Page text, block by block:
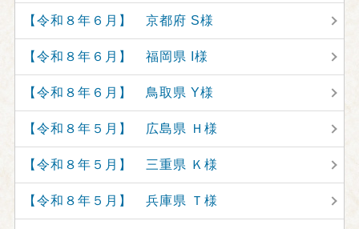
【令和８年６月】 京都府 S様
【令和８年６月】 福岡県 I様
【令和８年６月】 鳥取県 Y様
【令和８年５月】 広島県 Ｈ様
【令和８年５月】 三重県 Ｋ様
【令和８年５月】 兵庫県 Ｔ様